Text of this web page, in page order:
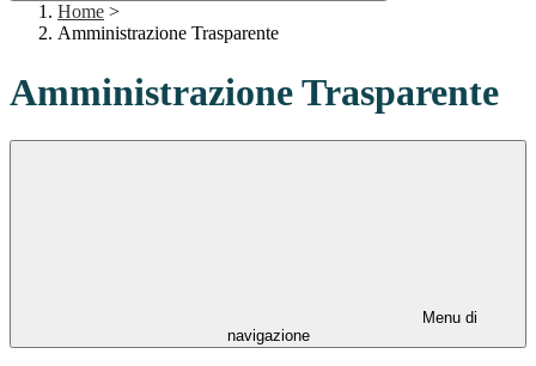
Home >
Amministrazione Trasparente
Amministrazione Trasparente
Menu di
navigazione